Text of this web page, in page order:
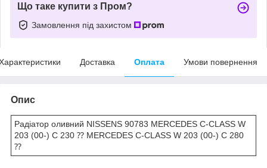
Що таке купити з Пром?
Замовлення під захистом
Доставка Оплата Умови повернення
Опис
Радіатор оливний NISSENS 90783 MERCEDES C-CLASS W
203 (00-) C 230 ⁇ MERCEDES C-CLASS W 203 (00-) C 280
⁇